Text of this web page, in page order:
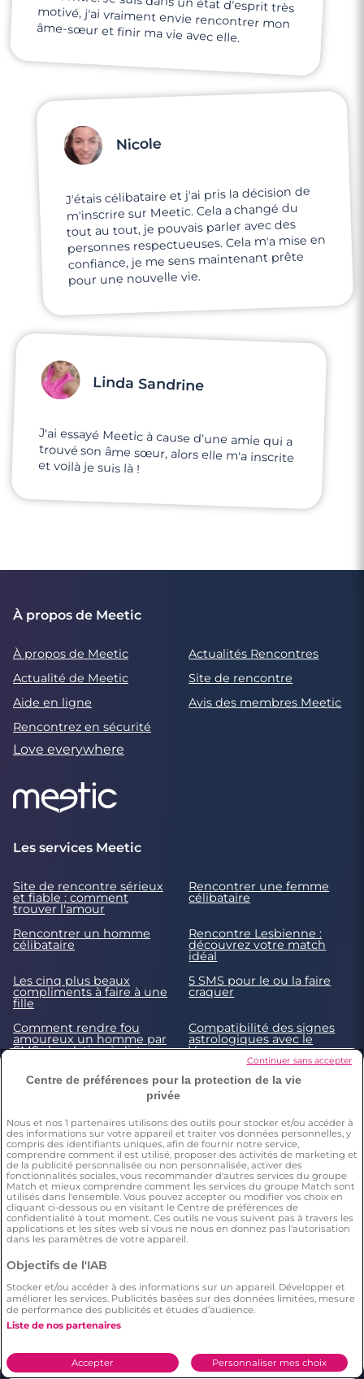
âme-sœur et finir ma vie avec elle.
Nicole
J'étais célibataire et j'ai pris la décision de
m'inscrire sur Meetic. Cela a changé du
tout au tout, je pouvais parler avec des
personnes respectueuses. Cela m'a mise en
confiance, je me sens maintenant prête
pour une nouvelle vie.
Linda Sandrine
J'ai essayé Meetic à cause d'une amie qui a
trouvé son âme sœur, alors elle m'a inscrite
et voilà je suis là !
À propos de Meetic
À propos de Meetic
Actualités Rencontres
Actualité de Meetic
Site de rencontre
Aide en ligne
Avis des membres Meetic
Rencontrez en sécurité
Love everywhere
Les services Meetic
Site de rencontre sérieux
et fiable : comment
trouver l'amour
Rencontrer une femme
célibataire
Rencontrer un homme
célibataire
Rencontre Lesbienne :
découvrez votre match
idéal
Les cinq plus beaux
compliments à faire à une
fille
5 SMS pour le ou la faire
craquer
Comment rendre fou
amoureux un homme par
SMS : la relation à distance
Compatibilité des signes
astrologiques avec le
Verseau
Compatibilité astrologique
du signe Gémeaux
Comment contacter le
service client Meetic ?
continue à se connecter
sur son compte. Comment
gérer ?
sécurité grâce au Service
Client Meetic
20 signes qui vous
prouvent qu'il est temps
de rompre
10 étapes simples pour
quitter son partenaire en
douceur
Comment savoir s'il veut
rompre ? Les signes qui ne
trompent pas
Comment faire jouir un
homme facilement ?
Comment faire l’amour à
une femme ?
La règle des huit semaines
dans une relation
Test de compatibilité
amoureuse : signes
(gentiment) votre nouveau
mec
Centre de préférences pour la protection de la vie
privée
Nous et nos 1 partenaires utilisons des outils pour stocker et/ou accéder à
des informations sur votre appareil et traiter vos données personnelles, y
compris des identifiants uniques, afin de fournir notre service,
comprendre comment il est utilisé, proposer des activités de marketing et
de la publicité personnalisée ou non personnalisée, activer des
fonctionnalités sociales, vous recommander d'autres services du groupe
Match et mieux comprendre comment les services du groupe Match sont
utilisés dans l'ensemble. Vous pouvez accepter ou modifier vos choix en
cliquant ci-dessous ou en visitant le Centre de préférences de
confidentialité à tout moment. Ces outils ne vous suivent pas à travers les
applications et les sites web si vous ne nous en donnez pas l'autorisation
dans les paramètres de votre appareil.
Objectifs de l'IAB
Stocker et/ou accéder à des informations sur un appareil. Développer et
améliorer les services. Publicités basées sur des données limitées, mesure
de performance des publicités et études d’audience.
Liste de nos partenaires
Personnaliser mes choix
Accepter
Continuer sans accepter